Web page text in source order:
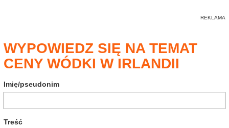
WYPOWIEDZ SIĘ NA TEMAT
CENY WÓDKI W IRLANDII
Imię/pseudonim
Treść